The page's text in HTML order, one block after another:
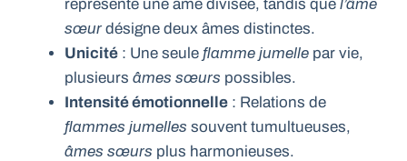
représente une âme divisée, tandis que l’âme
sœurdésigne deux âmes distinctes.
Unicité : Une seule flamme jumelle par vie,
plusieurs âmes sœurs possibles.
Intensité émotionnelle : Relations de
flammes jumelles souvent tumultueuses,
âmes sœurs plus harmonieuses.